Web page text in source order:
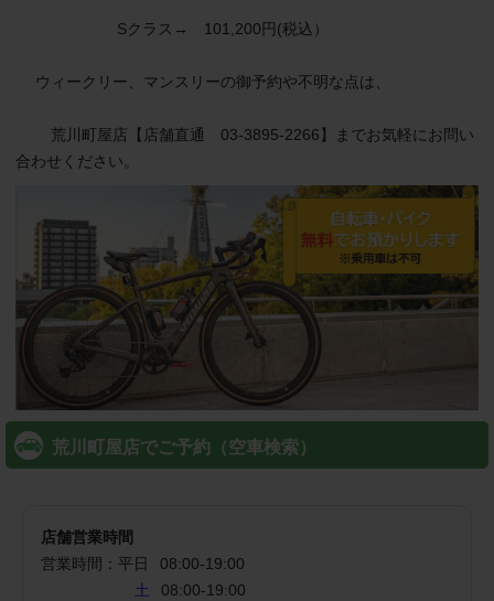
荒川町屋店【店舗直通　03-3895-2266】までお気軽にお問い
荒川町屋店でご予約（空車検索）
店舗営業時間
営業時間： 平日 08:00-19:00
土
08:00-19:00